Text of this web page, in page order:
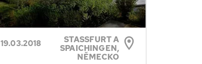
19.03.2018
STASSFURT A S
PAICHINGEN, N
ĚMECKO